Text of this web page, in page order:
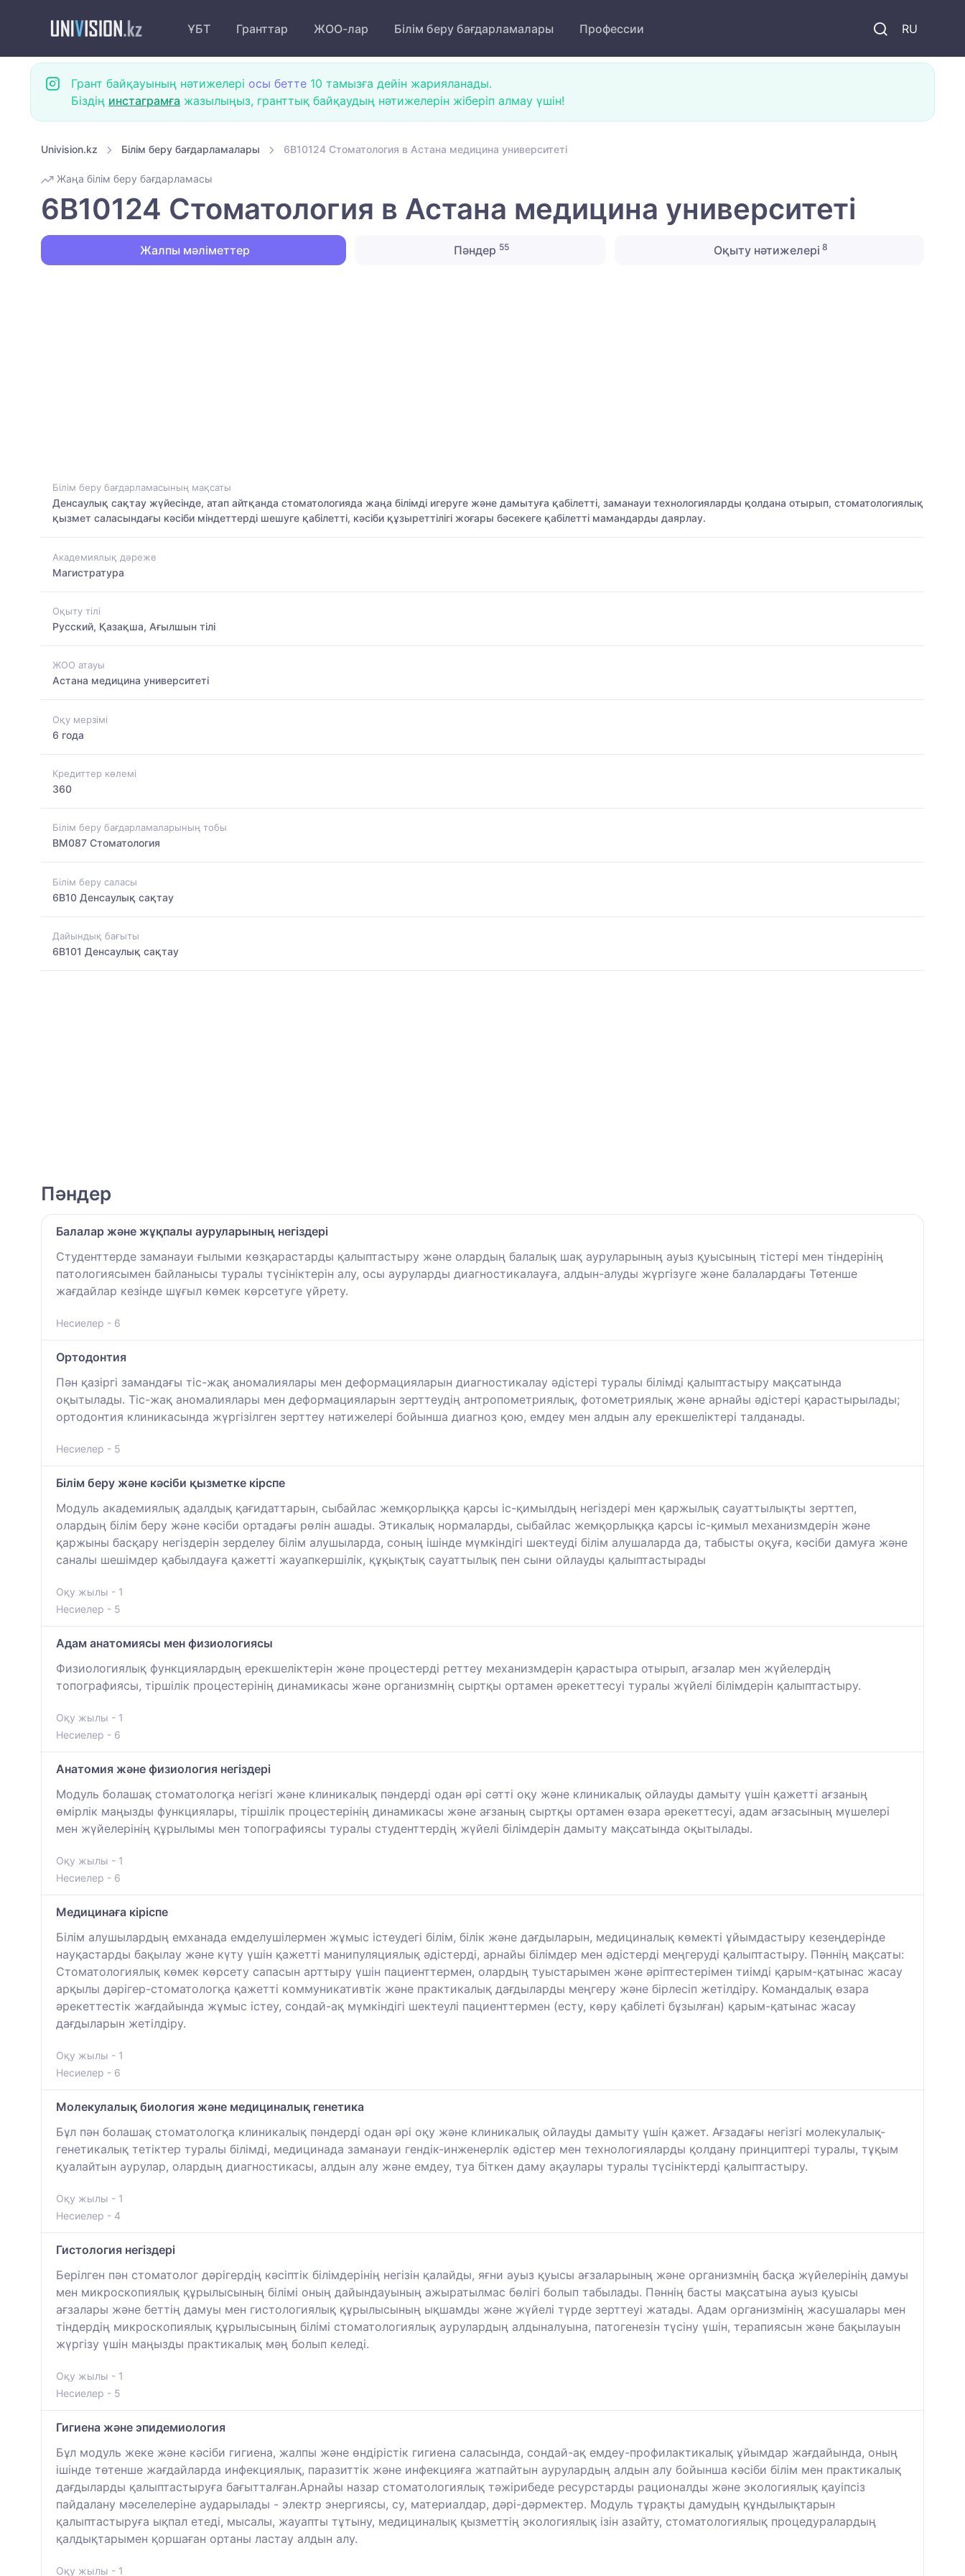
RU
ҰБТ Гранттар ЖОО-лар Білім беру бағдарламалары Профессии
Грант байқауының нәтижелері осы бетте 10 тамызға дейін жарияланады.
Біздің инстаграмға жазылыңыз, гранттық байқаудың нәтижелерін жіберіп алмау үшін!
Univision.kz Білім беру бағдарламалары 6B10124 Стоматология в Астана медицина университеті
Жаңа білім беру бағдарламасы
6B10124 Стоматология в Астана медицина университеті
Жалпы мәліметтер Пәндер 55 Оқыту нәтижелері 8
Білім беру бағдарламасының мақсаты
Денсаулық сақтау жүйесінде, атап айтқанда стоматологияда жаңа білімді игеруге және дамытуға қабілетті, заманауи технологияларды қолдана отырып, стоматологиялық
қызмет саласындағы кәсіби міндеттерді шешуге қабілетті, кәсіби құзыреттілігі жоғары бәсекеге қабілетті мамандарды даярлау.
Академиялық дәреже
Магистратура
Оқыту тілі
Русский, Қазақша, Ағылшын тілі
ЖОО атауы
Астана медицина университеті
Оқу мерзімі
6 года
Кредиттер көлемі
360
Білім беру бағдарламаларының тобы
BM087 Стоматология
Білім беру саласы
6B10 Денсаулық сақтау
Дайындық бағыты
6B101 Денсаулық сақтау
Пәндер
Балалар және жұқпалы ауруларының негіздері
Студенттерде заманауи ғылыми көзқарастарды қалыптастыру және олардың балалық шақ ауруларының ауыз қуысының тістері мен тіндерінің
патологиясымен байланысы туралы түсініктерін алу, осы ауруларды диагностикалауға, алдын-алуды жүргізуге және балалардағы Төтенше
жағдайлар кезінде шұғыл көмек көрсетуге үйрету.
Несиелер - 6
Ортодонтия
Пән қазіргі замандағы тіс-жақ аномалиялары мен деформацияларын диагностикалау әдістері туралы білімді қалыптастыру мақсатында
оқытылады. Тіс-жақ аномалиялары мен деформацияларын зерттеудің антропометриялық, фотометриялық және арнайы әдістері қарастырылады;
ортодонтия клиникасында жүргізілген зерттеу нәтижелері бойынша диагноз қою, емдеу мен алдын алу ерекшеліктері талданады.
Несиелер - 5
Білім беру және кәсіби қызметке кірспе
Модуль академиялық адалдық қағидаттарын, сыбайлас жемқорлыққа қарсы іс-қимылдың негіздері мен қаржылық сауаттылықты зерттеп,
олардың білім беру және кәсіби ортадағы рөлін ашады. Этикалық нормаларды, сыбайлас жемқорлыққа қарсы іс-қимыл механизмдерін және
қаржыны басқару негіздерін зерделеу білім алушыларда, соның ішінде мүмкіндігі шектеуді білім алушаларда да, табысты оқуға, кәсіби дамуға және
саналы шешімдер қабылдауға қажетті жауапкершілік, құқықтық сауаттылық пен сыни ойлауды қалыптастырады
Оқу жылы - 1
Несиелер - 5
Адам анатомиясы мен физиологиясы
Физиологиялық функциялардың ерекшеліктерін және процестерді реттеу механизмдерін қарастыра отырып, ағзалар мен жүйелердің
топографиясы, тіршілік процестерінің динамикасы және организмнің сыртқы ортамен әрекеттесуі туралы жүйелі білімдерін қалыптастыру.
Оқу жылы - 1
Несиелер - 6
Анатомия және физиология негіздері
Модуль болашақ стоматологқа негізгі және клиникалық пәндерді одан әрі сәтті оқу және клиникалық ойлауды дамыту үшін қажетті ағзаның
өмірлік маңызды функциялары, тіршілік процестерінің динамикасы және ағзаның сыртқы ортамен өзара әрекеттесуі, адам ағзасының мүшелері
мен жүйелерінің құрылымы мен топографиясы туралы студенттердің жүйелі білімдерін дамыту мақсатында оқытылады.
Оқу жылы - 1
Несиелер - 6
Медицинаға кіріспе
Білім алушылардың емханада емделушілермен жұмыс істеудегі білім, білік және дағдыларын, медициналық көмекті ұйымдастыру кезеңдерінде
науқастарды бақылау және күту үшін қажетті манипуляциялық әдістерді, арнайы білімдер мен әдістерді меңгеруді қалыптастыру. Пәннің мақсаты:
Стоматологиялық көмек көрсету сапасын арттыру үшін пациенттермен, олардың туыстарымен және әріптестерімен тиімді қарым-қатынас жасау
арқылы дәрігер-стоматологқа қажетті коммуникативтік және практикалық дағдыларды меңгеру және бірлесіп жетілдіру. Командалық өзара
әрекеттестік жағдайында жұмыс істеу, сондай-ақ мүмкіндігі шектеулі пациенттермен (есту, көру қабілеті бұзылған) қарым-қатынас жасау
дағдыларын жетілдіру.
Оқу жылы - 1
Несиелер - 6
Молекулалық биология және медициналық генетика
Бұл пән болашақ стоматологқа клиникалық пәндерді одан әрі оқу және клиникалық ойлауды дамыту үшін қажет. Ағзадағы негізгі молекулалық-
генетикалық тетіктер туралы білімді, медицинада заманауи гендік-инженерлік әдістер мен технологияларды қолдану принциптері туралы, тұқым
қуалайтын аурулар, олардың диагностикасы, алдын алу және емдеу, туа біткен даму ақаулары туралы түсініктерді қалыптастыру.
Оқу жылы - 1
Несиелер - 4
Гистология негіздері
Берілген пән стоматолог дәрігердің кәсіптік білімдерінің негізін қалайды, яғни ауыз қуысы ағзаларының және организмнің басқа жүйелерінің дамуы
мен микроскопиялық құрылысының білімі оның дайындауының ажыратылмас бөлігі болып табылады. Пәннің басты мақсатына ауыз қуысы
ағзалары және беттің дамуы мен гистологиялық құрылысының ықшамды және жүйелі түрде зерттеуі жатады. Адам организмінің жасушалары мен
тіндердің микроскопиялық құрылысының білімі стоматологиялық аурулардың алдыналуына, патогенезін түсіну үшін, терапиясын және бақылауын
жүргізу үшін маңызды практикалық мәң болып келеді.
Оқу жылы - 1
Несиелер - 5
Гигиена және эпидемиология
Бұл модуль жеке және кәсіби гигиена, жалпы және өндірістік гигиена саласында, сондай-ақ емдеу-профилактикалық ұйымдар жағдайында, оның
ішінде төтенше жағдайларда инфекциялық, паразиттік және инфекцияға жатпайтын аурулардың алдын алу бойынша кәсіби білім мен практикалық
дағдыларды қалыптастыруға бағытталған.Арнайы назар стоматологиялық тәжірибеде ресурстарды рационалды және экологиялық қауіпсіз
пайдалану мәселелеріне аударылады - электр энергиясы, су, материалдар, дәрі-дәрмектер. Модуль тұрақты дамудың құндылықтарын
қалыптастыруға ықпал етеді, мысалы, жауапты тұтыну, медициналық қызметтің экологиялық ізін азайту, стоматологиялық процедуралардың
қалдықтарымен қоршаған ортаны ластау алдын алу.
Оқу жылы - 1